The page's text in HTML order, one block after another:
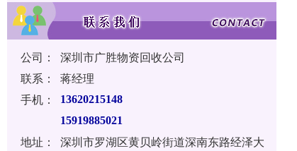
公司：
深圳市广胜物资回收公司
联系：
蒋经理
手机：
13620215148
15919885021
地址：
深圳市罗湖区黄贝岭街道深南东路经泽大